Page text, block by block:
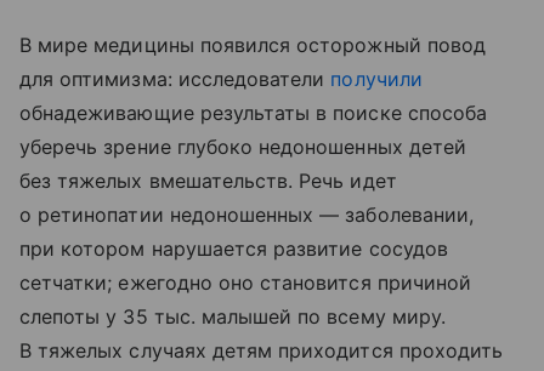
В мире медицины появился осторожный повод
для оптимизма: исследователи получили
обнадеживающие результаты в поиске способа
уберечь зрение глубоко недоношенных детей
без тяжелых вмешательств. Речь идет
о ретинопатии недоношенных — заболевании,
при котором нарушается развитие сосудов
сетчатки; ежегодно оно становится причиной
слепоты у 35 тыс. малышей по всему миру.
В тяжелых случаях детям приходится проходить